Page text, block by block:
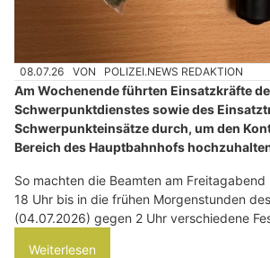
08.07.26 VON POLIZEI.NEWS REDAKTION
Am Wochenende führten Einsatzkräfte
Schwerpunktdienstes sowie des
Schwerpunkteinsätze durch, um den
Bereich des Hauptbahnhofs
So machten die Beamten am
18 Uhr bis in die frühen Morgenstunden
(04.07.2026) gegen 2 Uhr verschiedene
Weiterlesen